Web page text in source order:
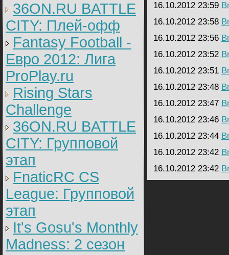
36ON.RU BATTLE
CITY: Плей-офф
Fantasy Football -
Евро 2012: Лига
ProPlay.ru
Rising Stars
Challenge
36ON.RU BATTLE
CITY: Групповой
этап
FnaticRC CS
League: Групповой
этап
It's Gosu's Monthly
Madness: 2 сезон
16.10.2012 23:59
16.10.2012 23:58
16.10.2012 23:56
16.10.2012 23:52
16.10.2012 23:51
16.10.2012 23:48
16.10.2012 23:47
16.10.2012 23:46
16.10.2012 23:44
16.10.2012 23:42
16.10.2012 23:42